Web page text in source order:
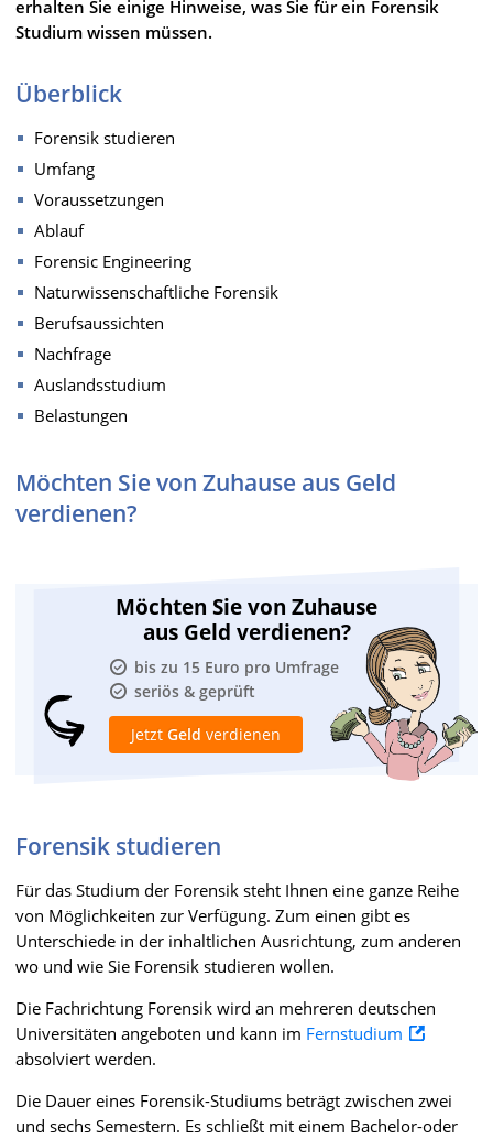
erhalten Sie einige Hinweise, was Sie für ein Forensik
Studium wissen müssen.
Überblick
Forensik studieren
Umfang
Voraussetzungen
Ablauf
Forensic Engineering
Naturwissenschaftliche Forensik
Berufsaussichten
Nachfrage
Auslandsstudium
Belastungen
Möchten Sie von Zuhause aus Geld
verdienen?
Möchten Sie von Zuhause
aus Geld verdienen?
bis zu 15 Euro pro Umfrage
seriös & geprüft
Jetzt Geld verdienen
Forensik studieren
Für das Studium der Forensik steht Ihnen eine ganze Reihe
von Möglichkeiten zur Verfügung. Zum einen gibt es
Unterschiede in der inhaltlichen Ausrichtung, zum anderen
wo und wie Sie Forensik studieren wollen.
Die Fachrichtung Forensik wird an mehreren deutschen
Universitäten angeboten und kann im Fernstudium
absolviert werden.
Die Dauer eines Forensik-Studiums beträgt zwischen zwei
und sechs Semestern. Es schließt mit einem Bachelor-oder